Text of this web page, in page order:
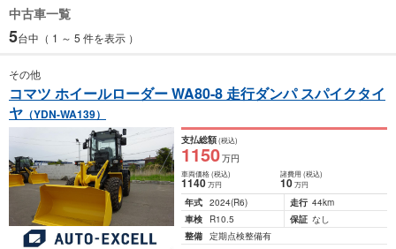
中古車一覧
5台中（ 1 ～ 5 件を表示 ）
その他
コマツ ホイールローダー WA80-8 走行ダンパ スパイクタイ
ヤ （YDN-WA139）
支払総額(税込)
1150万円
車両価格(税込)
1140万円
諸費用 (税込)
10 万円
年式 2024(R6) 走行 44km
車検
R10.5 保証 なし
整備 定期点検整備有